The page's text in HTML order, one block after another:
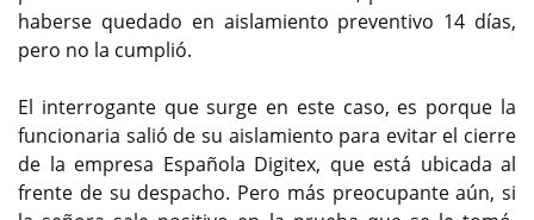
haberse quedado en aislamiento preventivo 14 días,
pero no la cumplió.
El interrogante que surge en este caso, es porque la
funcionaria salió de su aislamiento para evitar el cierre
de la empresa Española Digitex, que está ubicada al
frente de su despacho. Pero más preocupante aún, si